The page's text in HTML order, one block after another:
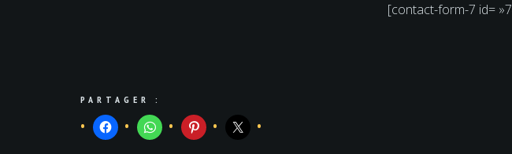
[contact-form-7 id=
PARTAGER :